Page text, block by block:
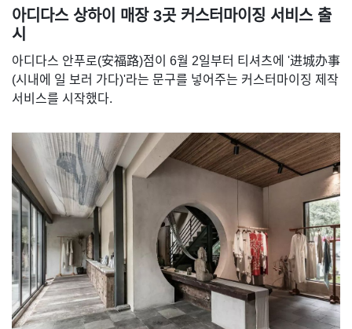
아디다스 상하이 매장 3곳 커스터마이징 서비스 출
시
아디다스 안푸로(安福路)점이 6월 2일부터 티셔츠에 '进城办事
(시내에 일 보러 가다)'라는 문구를 넣어주는 커스터마이징 제작
서비스를 시작했다.